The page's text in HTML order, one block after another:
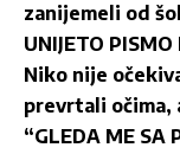
zanijemeli od
UNIJETO PISMO
Niko nije
prevrtali očima,
“GLEDA ME SA